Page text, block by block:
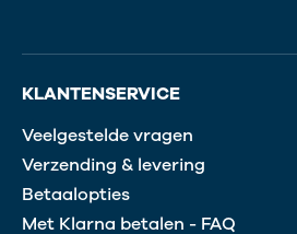
KLANTENSERVICE
Veelgestelde vragen
Verzending & levering
Betaalopties
Met Klarna betalen - FAQ